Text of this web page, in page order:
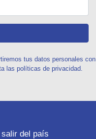
tus datos personales con
las políticas de privacidad.
del país